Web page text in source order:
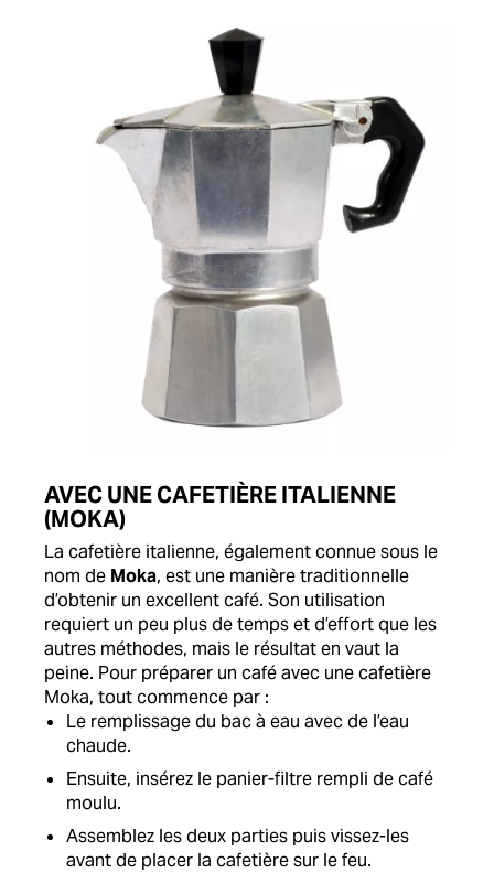
AVEC UNE CAFETIÈRE ITALIENNE
(MOKA)
La cafetière italienne, également connue sous le
nom de Moka, est une manière traditionnelle
d’obtenir un excellent café. Son utilisation
requiert un peu plus de temps et d’effort que les
autres méthodes, mais le résultat en vaut la
peine. Pour préparer un café avec une cafetière
Moka, tout commence par :
Le remplissage du bac à eau avec de l’eau
chaude.
Ensuite, insérez le panier-filtre rempli de café
moulu.
Assemblez les deux parties puis vissez-les
avant de placer la cafetière sur le feu.